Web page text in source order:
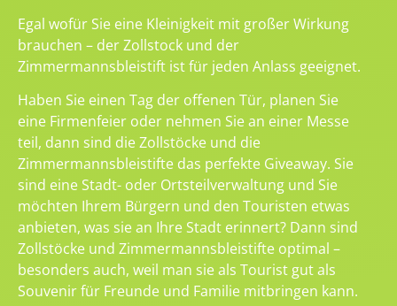
Egal wofür Sie eine Kleinigkeit mit großer Wirkung
brauchen – der Zollstock und der
Zimmermannsbleistift ist für jeden Anlass geeignet.
Haben Sie einen Tag der offenen Tür, planen Sie
eine Firmenfeier oder nehmen Sie an einer Messe
teil, dann sind die Zollstöcke und die
Zimmermannsbleistifte das perfekte Giveaway. Sie
sind eine Stadt- oder Ortsteilverwaltung und Sie
möchten Ihrem Bürgern und den Touristen etwas
anbieten, was sie an Ihre Stadt erinnert? Dann sind
Zollstöcke und Zimmermannsbleistifte optimal –
besonders auch, weil man sie als Tourist gut als
Souvenir für Freunde und Familie mitbringen kann.